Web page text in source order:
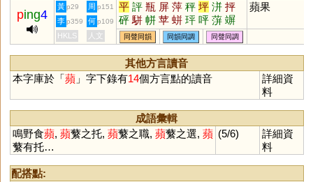
ping4
黃 p29 周 p151 平 評 瓶 屏 萍 秤 坪 洴 抨
砰 駢 帡 苹 蛢 玶 呯 蓱 竮
軿 缾 荓 郱 鉼 枰
蘋果
李 p359 何 p109
HKLS 人文 同聲同韻 同韻同調 同聲同調
其他方言讀音
本字庫於「蘋」字下錄有14個方言點的讀音
詳細資
料
成語彙輯
鳴野食蘋, 蘋蘩之托, 蘋蘩之職, 蘋蘩之選, 蘋
蘩有托…
(5/6)
詳細資
料
配搭點: